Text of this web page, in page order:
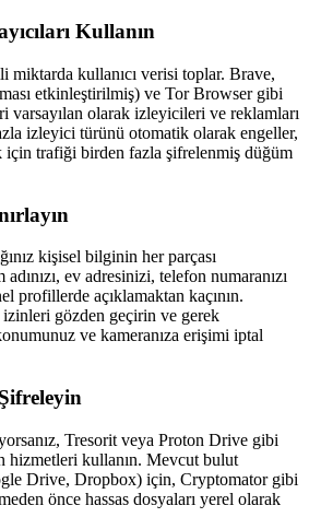
Kullanın
miktarda kullanıcı verisi toplar. Brave,
etkinleştirilmiş) ve Tor Browser gibi
varsayılan olarak izleyicileri ve reklamları
izleyici türünü otomatik olarak engeller,
için trafiği birden fazla şifrelenmiş düğüm
kişisel bilginin her parçası
ev adresinizi, telefon numaranızı
profillerde açıklamaktan kaçının.
gözden geçirin ve gerek
ve kameranıza erişimi iptal
Tresorit veya Proton Drive gibi
hizmetleri kullanın. Mevcut bulut
Drive, Dropbox) için, Cryptomator gibi
önce hassas dosyaları yerel olarak